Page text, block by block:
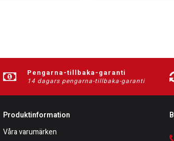
Pengarna-tillbaka-garanti
14 dagars pengarna-tillbaka-garanti
Produktinformation
Våra varumärken